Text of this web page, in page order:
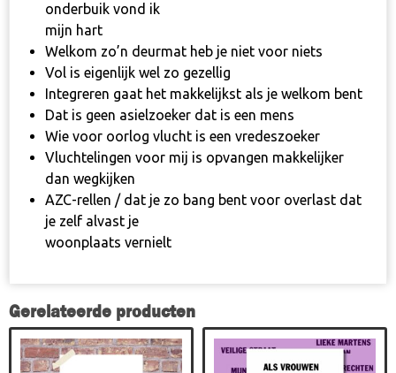
onderbuik vond ik
mijn hart
Welkom zo’n deurmat heb je niet voor niets
Vol is eigenlijk wel zo gezellig
Integreren gaat het makkelijkst als je welkom bent
Dat is geen asielzoeker dat is een mens
Wie voor oorlog vlucht is een vredeszoeker
Vluchtelingen voor mij is opvangen makkelijker
dan wegkijken
AZC-rellen / dat je zo bang bent voor overlast dat
je zelf alvast je
woonplaats vernielt
Gerelateerde producten